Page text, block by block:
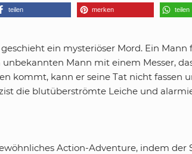
teilen merken teilen
ein mysteriöser Mord. Ein
Mann mit einem Messer,
kommt, kann er seine Tat nicht fassen
die blutüberströmte Leiche und
Action-Adventure, indem